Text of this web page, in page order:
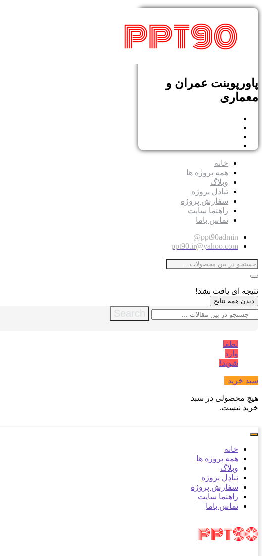
پاورپوینت عمران و
معماری
خانه
همه پروژه ها
وبلاگ
تبادل پروژه
سفارش پروژه
راهنما سایت
تماس باما
ppt90admin@
ppt90.ir@yahoo.com
نتیجه ای یافت نشد!
دیدن همه نتایج
Search
لطفا
وارد
شوید!
سبد خرید
هیچ محصولی در سبد
خرید نیست.
خانه
همه پروژه ها
وبلاگ
تبادل پروژه
سفارش پروژه
راهنما سایت
تماس باما